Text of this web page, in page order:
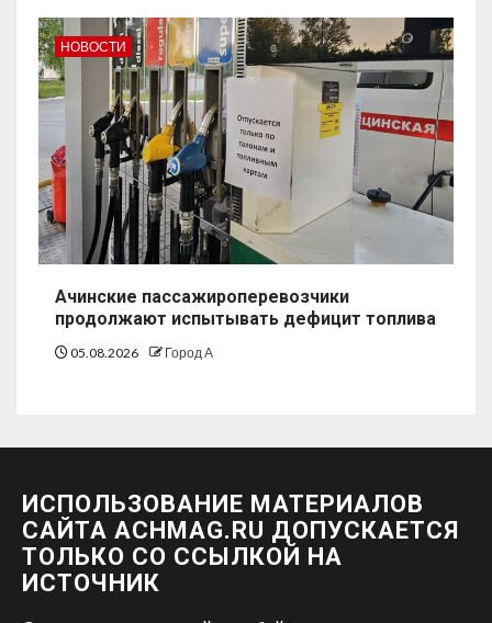
НОВОСТИ
Ачинские пассажироперевозчики
продолжают испытывать дефицит топлива
05.08.2026 Город А
ИСПОЛЬЗОВАНИЕ МАТЕРИАЛОВ
САЙТА ACHMAG.RU ДОПУСКАЕТСЯ
ТОЛЬКО СО ССЫЛКОЙ НА
ИСТОЧНИК